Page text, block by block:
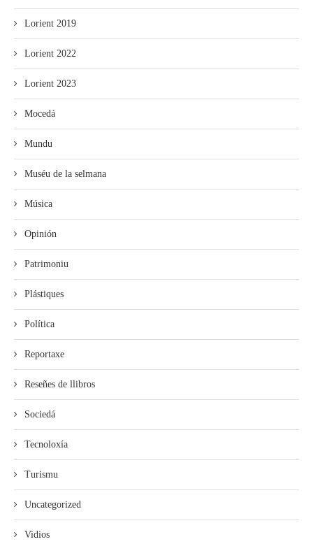
Lorient 2019
Lorient 2022
Lorient 2023
Mocedá
Mundu
Muséu de la selmana
Música
Opinión
Patrimoniu
Plástiques
Política
Reportaxe
Reseñes de llibros
Sociedá
Tecnoloxía
Turismu
Uncategorized
Vidios